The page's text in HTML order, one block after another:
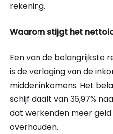
rekening.
Waarom stijgt het
Een van de belangrijkste
is de verlaging van de
middeninkomens. Het
schijf daalt van 36,97%
dat werkenden meer
overhouden.